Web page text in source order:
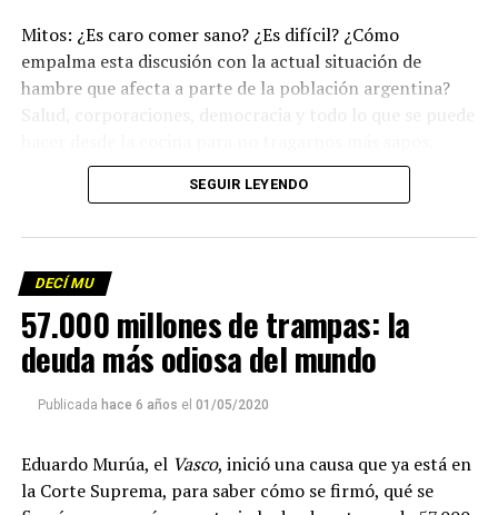
Mitos: ¿Es caro comer sano? ¿Es difícil? ¿Cómo
empalma esta discusión con la actual situación de
hambre que afecta a parte de la población argentina?
Salud, corporaciones, democracia y todo lo que se puede
(Escuchá el programa completo).
Foto: Martina Perosa
Descargar el programa
La reproducción de este programa es libre. Sólo tenés
que mandar un mail ainfolavaca@yahoo.com.ar
emitir todos los programas de Decí MU
SEGUIR LEYENDO
DECÍ MU
57.000 millones de trampas: la
deuda más odiosa del mundo
Publicada hace 6 años el 01/05/2020
Eduardo Murúa, el Vasco, inició una causa que ya está en
la Corte Suprema, para saber cómo se firmó, qué se